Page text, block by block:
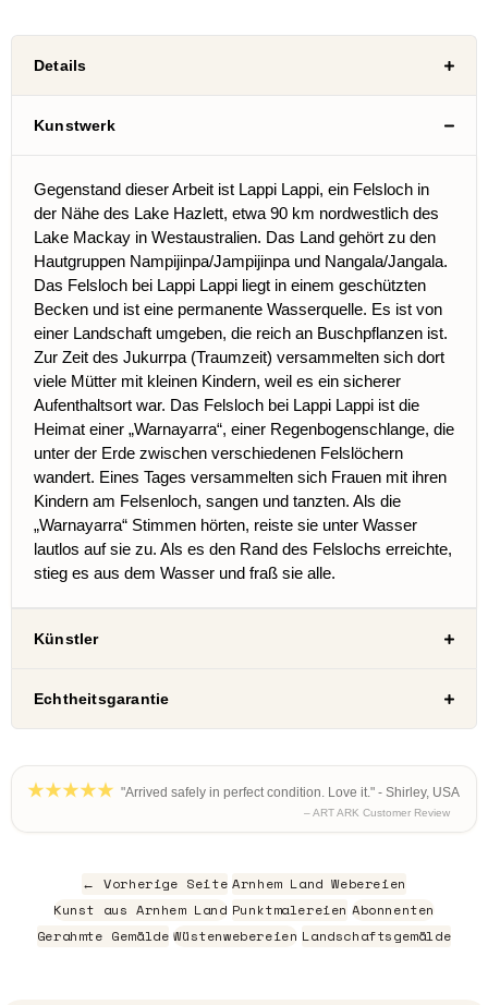
Details
Kunstwerk
Gegenstand dieser Arbeit ist Lappi Lappi, ein Felsloch in
der Nähe des Lake Hazlett, etwa 90 km nordwestlich des
Lake Mackay in Westaustralien. Das Land gehört zu den
Hautgruppen Nampijinpa/Jampijinpa und Nangala/Jangala.
Das Felsloch bei Lappi Lappi liegt in einem geschützten
Becken und ist eine permanente Wasserquelle. Es ist von
einer Landschaft umgeben, die reich an Buschpflanzen ist.
Zur Zeit des Jukurrpa (Traumzeit) versammelten sich dort
viele Mütter mit kleinen Kindern, weil es ein sicherer
Aufenthaltsort war. Das Felsloch bei Lappi Lappi ist die
Heimat einer „Warnayarra“, einer Regenbogenschlange, die
unter der Erde zwischen verschiedenen Felslöchern
wandert. Eines Tages versammelten sich Frauen mit ihren
Kindern am Felsenloch, sangen und tanzten. Als die
„Warnayarra“ Stimmen hörten, reiste sie unter Wasser
lautlos auf sie zu. Als es den Rand des Felslochs erreichte,
stieg es aus dem Wasser und fraß sie alle.
Künstler
Echtheitsgarantie
"Arrived safely in perfect condition. Love it." - Shirley, USA
– ART ARK Customer Review
← Vorherige Seite Arnhem Land Webereien
Kunst aus Arnhem Land Punktmalereien Abonnenten
Gerahmte Gemälde Wüstenwebereien Landschaftsgemälde